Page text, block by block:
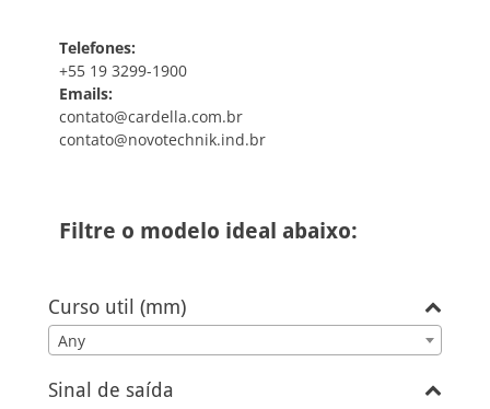
Telefones:
+55 19 3299-1900
Emails:
contato@cardella.com.br
contato@novotechnik.ind.br
Filtre o modelo ideal abaixo:
Curso util (mm)
Any
Sinal de saída